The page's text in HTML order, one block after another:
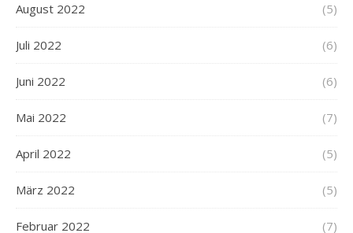
August 2022 (5)
Juli 2022 (6)
Juni 2022 (6)
Mai 2022 (7)
April 2022 (5)
März 2022 (5)
Februar 2022 (7)